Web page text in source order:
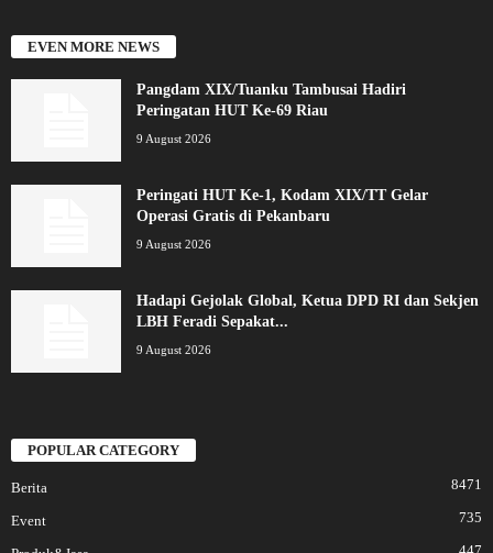
EVEN MORE NEWS
Pangdam XIX/Tuanku Tambusai Hadiri
Peringatan HUT Ke-69 Riau
9 August 2026
Peringati HUT Ke-1, Kodam XIX/TT Gelar
Operasi Gratis di Pekanbaru
9 August 2026
Hadapi Gejolak Global, Ketua DPD RI dan Sekjen
LBH Feradi Sepakat...
9 August 2026
POPULAR CATEGORY
Berita 8471
Event 735